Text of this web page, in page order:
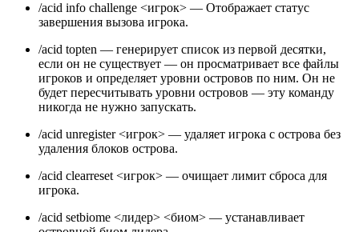
/acid info challenge <игрок> — Отображает статус
завершения вызова игрока.
/acid topten — генерирует список из первой десятки,
если он не существует — он просматривает все файлы
игроков и определяет уровни островов по ним. Он не
будет пересчитывать уровни островов — эту команду
никогда не нужно запускать.
/acid unregister <игрок> — удаляет игрока с острова без
удаления блоков острова.
/acid clearreset <игрок> — очищает лимит сброса для
игрока.
/acid setbiome <лидер> <биом> — устанавливает